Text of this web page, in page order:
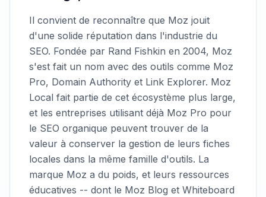
Il convient de reconnaître que Moz jouit
d'une solide réputation dans l'industrie du
SEO. Fondée par Rand Fishkin en 2004, Moz
s'est fait un nom avec des outils comme Moz
Pro, Domain Authority et Link Explorer. Moz
Local fait partie de cet écosystème plus large,
et les entreprises utilisant déjà Moz Pro pour
le SEO organique peuvent trouver de la
valeur à conserver la gestion de leurs fiches
locales dans la même famille d'outils. La
marque Moz a du poids, et leurs ressources
éducatives -- dont le Moz Blog et Whiteboard